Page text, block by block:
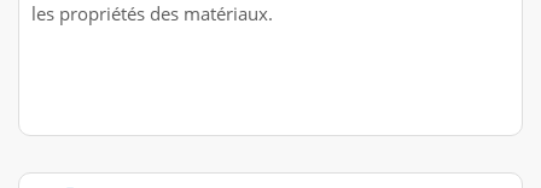
les propriétés des matériaux.